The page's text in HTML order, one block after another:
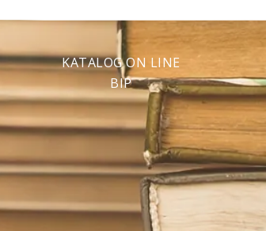
KATALOG ON LINE
BIP